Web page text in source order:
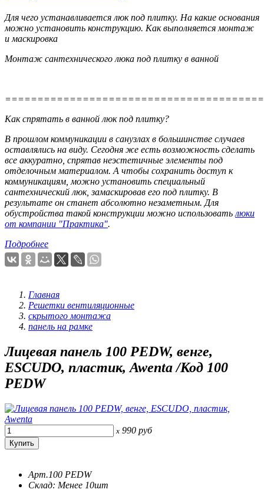
Для чего устанавливается люк под плитку. На какие основания
можно установить конструкцию. Как выполняется монтаж
и маскировка
Монтаж сантехнического люка под плитку в ванной
Как спрятать в ванной люк под плитку?
В прошлом коммуникации в санузлах в большинстве случаев
оставлялись на виду. Сегодня же есть возможность сделать
все аккуратно, спрятав неэстетичные элементы под
отделочным материалом. А чтобы сохранить доступ к
коммуникациям, можно установить специальный
сантехнический люк, замаскировав его под плитку. В
результате он станет абсолютно незаметным. Для
обустройства такой конструкции можно использовать люки
от компании "Практика".
Подробнее
Главная
Решетки вентиляционные
скрытого монтажа
панель на рамке
Лицевая панель 100 PEDW, венге,
ESCUDO, пластик, Awenta /Код 100
PEDW
x 990 руб
Арт.100 PEDW
Склад: Менее 10шт